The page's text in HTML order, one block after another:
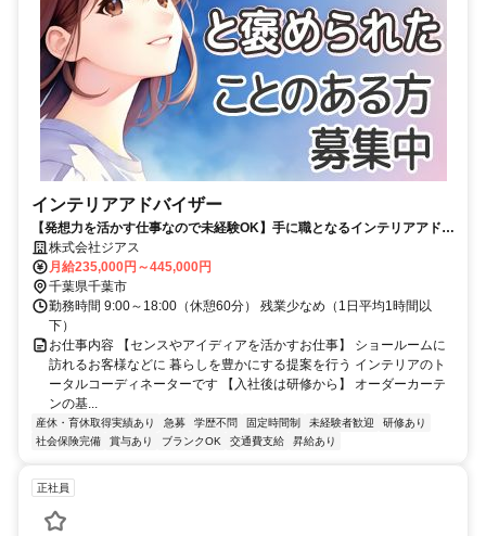
インテリアアドバイザー
【発想力を活かす仕事なので未経験OK】手に職となるインテリアアドバ
イザー
株式会社ジアス
月給235,000円～445,000円
千葉県千葉市
勤務時間 9:00～18:00（休憩60分） 残業少なめ（1日平均1時間以
下）
お仕事内容 【センスやアイディアを活かすお仕事】 ショールームに
訪れるお客様などに 暮らしを豊かにする提案を行う インテリアのト
ータルコーディネーターです 【入社後は研修から】 オーダーカーテ
ンの基...
産休・育休取得実績あり 急募 学歴不問 固定時間制 未経験者歓迎
研修あり
社会保険完備
賞与あり ブランクOK 交通費支給 昇給あり
正社員